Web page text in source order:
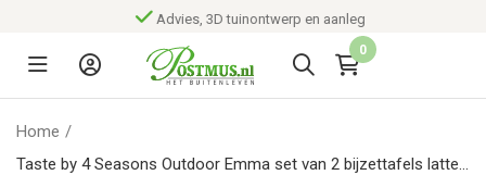
Advies, 3D tuinontwerp en aanleg
0
Home /
Taste by 4 Seasons Outdoor Emma set van 2 bijzettafels latte,